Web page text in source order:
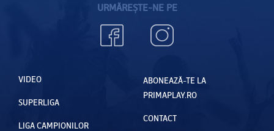
URMĂREȘTE-NE PE
VIDEO
SUPERLIGA
LIGA CAMPIONILOR
ABONEAZĂ-TE LA
PRIMAPLAY.RO
CONTACT